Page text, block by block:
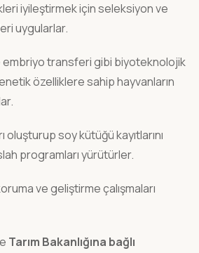
iyileştirmek için seleksiyon ve
uygularlar.
embriyo transferi gibi biyoteknolojik
özelliklere sahip hayvanların
soy kütüğü kayıtlarını
programları yürütürler.
ve geliştirme çalışmaları
Tarım Bakanlığına bağlı